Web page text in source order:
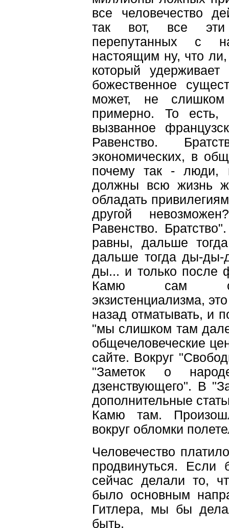
все человечество
так вот, все
перепутанных с
настоящим ну, что
который
божественное
может, не
примерно. То
вызванное
Равенство.
экономических, в
почему так - люди,
должны всю жизнь
обладать
другой
Равенство.
равны, дальше
дальше тогда ды-ды-
ды... и только после
Камю сам
экзистенциализма,
назад отматывать, и
"мы слишком там
общечеловеческие
сайте. Вокруг
"Заметок о
дзенствующего". В
дополнительные
Камю там.
вокруг обломки
Человечество
продвинуться.
сейчас делали то,
было основным
Гитлера, мы бы
быть.